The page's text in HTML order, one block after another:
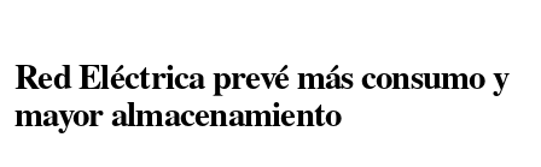
Red Eléctrica prevé más consumo y
mayor almacenamiento